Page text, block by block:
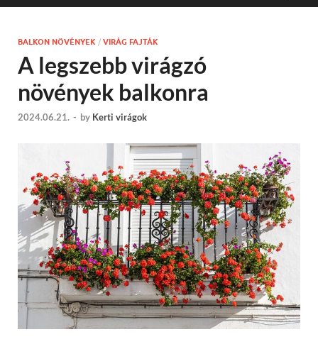
BALKON NÖVÉNYEK / VIRÁG FAJTÁK
A legszebb virágzó
növények balkonra
2024.06.21. - by Kerti virágok